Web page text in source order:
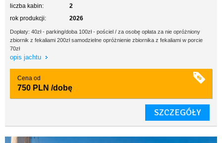
liczba kabin:
2
rok produkcji:
2026
Dopłaty: 40zł - parking/doba 100zł - pościel / za osobę opłata za nie opróżniony
zbiornik z fekaliami 200zł samodzielne opróżnienie zbiornika z fekaliami w porcie
70zł
opis jachtu
Cena od
750 PLN /dobę
SZCZEGÓŁY